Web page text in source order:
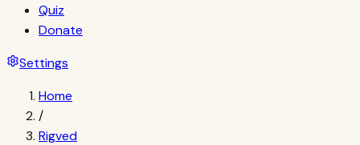
Quiz
Donate
Settings
Home
/
Rigved